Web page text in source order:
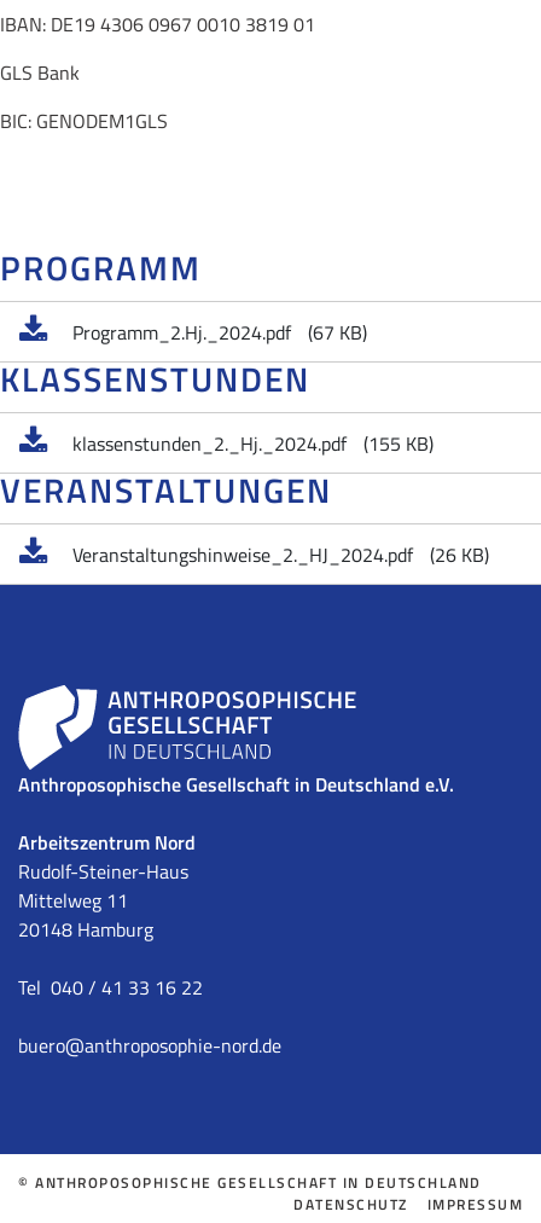
IBAN: DE19 4306 0967 0010 3819 01
GLS Bank
BIC: GENODEM1GLS
PROGRAMM
Programm_2.Hj._2024.pdf (67 KB)
KLASSENSTUNDEN
klassenstunden_2._Hj._2024.pdf (155 KB)
VERANSTALTUNGEN
Veranstaltungshinweise_2._HJ_2024.pdf (26 KB)
Anthroposophische Gesellschaft in Deutschland e.V.
Arbeitszentrum Nord
Rudolf-Steiner-Haus
Mittelweg 11
20148 Hamburg
Tel 040 / 41 33 16 22
buero@anthroposophie-nord.de
© ANTHROPOSOPHISCHE GESELLSCHAFT IN DEUTSCHLAND
DATENSCHUTZ
IMPRESSUM